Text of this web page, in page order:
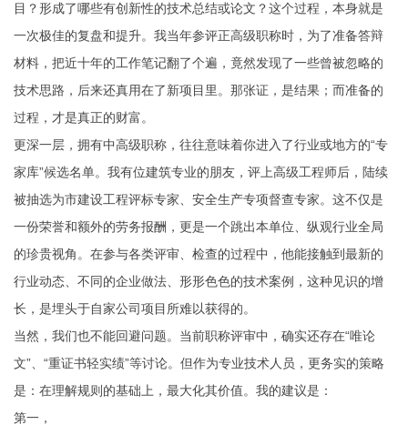
目？形成了哪些有创新性的技术总结或论文？这个过程，本身就是
一次极佳的复盘和提升。我当年参评正高级职称时，为了准备答辩
材料，把近十年的工作笔记翻了个遍，竟然发现了一些曾被忽略的
技术思路，后来还真用在了新项目里。那张证，是结果；而准备的
过程，才是真正的财富。
更深一层，拥有中高级职称，往往意味着你进入了行业或地方的“专
家库”候选名单。我有位建筑专业的朋友，评上高级工程师后，陆续
被抽选为市建设工程评标专家、安全生产专项督查专家。这不仅是
一份荣誉和额外的劳务报酬，更是一个跳出本单位、纵观行业全局
的珍贵视角。在参与各类评审、检查的过程中，他能接触到最新的
行业动态、不同的企业做法、形形色色的技术案例，这种见识的增
长，是埋头于自家公司项目所难以获得的。
当然，我们也不能回避问题。当前职称评审中，确实还存在“唯论
文”、“重证书轻实绩”等讨论。但作为专业技术人员，更务实的策略
是：在理解规则的基础上，最大化其价值。我的建议是：
第一，